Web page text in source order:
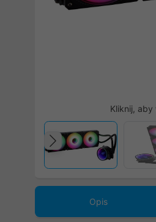
Kliknij,
Poprzedni
Opis